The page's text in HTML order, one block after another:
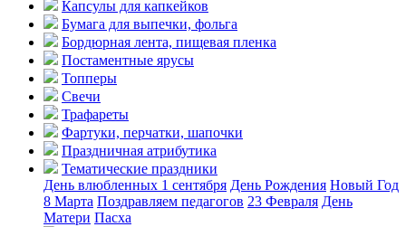
Капсулы для капкейков
Бумага для выпечки, фольга
Бордюрная лента, пищевая пленка
Постаментные ярусы
Топперы
Свечи
Трафареты
Фартуки, перчатки, шапочки
Праздничная атрибутика
Тематические праздники
День влюбленных 1 сентября День Рождения Новый Год
8 Марта Поздравляем педагогов 23 Февраля День
Матери Пасха